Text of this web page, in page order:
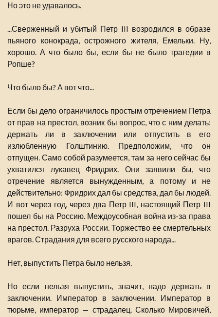
Но это не удавалось.
...Сверженный и убитый Петр III возродился в образе
пьяного конокрада, острожного жителя, Емельки. Ну,
хорошо. А что было бы, если бы не было трагедии в
Ропше?
Что было бы? А вот что...
Если бы дело ограничилось простым отречением Петра
от прав на престол, возник бы вопрос, что с ним делать:
держать ли в заключении или отпустить в его
излюбленную Голштинию. Предположим, что он
отпущен. Само собой разумеется, там за него сейчас бы
ухватился лукавец Фридрих. Они заявили бы, что
отречение является вынужденным, а потому и не
действительно: Фридрих дал бы средства, дал бы людей.
И вот через год, через два Петр III, настоящий Петр III
пошел бы на Россию. Междоусобная война из-за права
на престол. Разруха России. Торжество ее смертельных
врагов. Страдания для всего русского народа...
Нет, выпустить Петра было нельзя.
Но если нельзя выпустить, значит, надо держать в
заключении. Император в заключении. Император в
тюрьме, император — страдалец. Сколько Мировичей,